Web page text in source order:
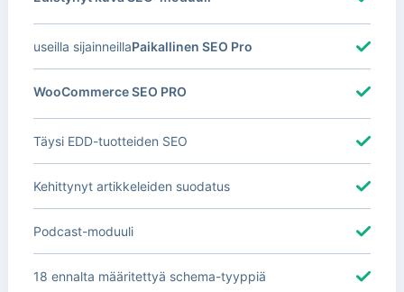
Paikallinen SEO Pro
useilla sijainneilla
WooCommerce SEO PRO
Täysi EDD-tuotteiden SEO
Kehittynyt artikkeleiden suodatus
Podcast-moduuli
18 ennalta määritettyä schema-tyyppiä